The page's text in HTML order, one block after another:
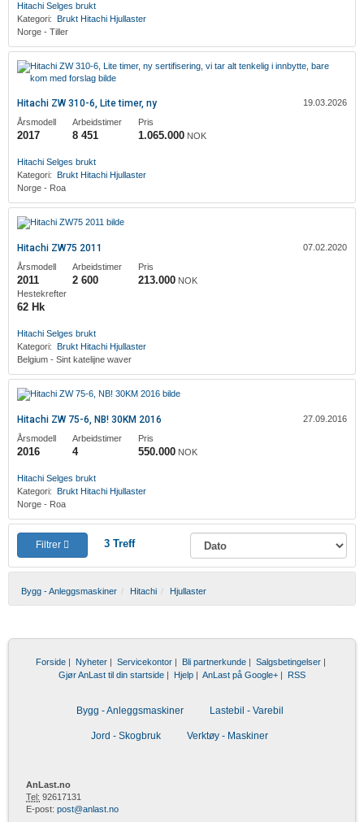
Hitachi Selges brukt
Kategori: Brukt Hitachi Hjullaster
Norge - Tiller
Hitachi ZW 310-6, Lite timer, ny
19.03.2026
Årsmodell
2017
Arbeidstimer
8 451
Pris
1.065.000 NOK
Hitachi Selges brukt
Kategori: Brukt Hitachi Hjullaster
Norge - Roa
Hitachi ZW75 2011
07.02.2020
Årsmodell
2011
Arbeidstimer
2 600
Pris
213.000 NOK
Hestekrefter
62 Hk
Hitachi Selges brukt
Kategori: Brukt Hitachi Hjullaster
Belgium - Sint katelijne waver
Hitachi ZW 75-6, NB! 30KM 2016
27.09.2016
Årsmodell
2016
Arbeidstimer
4
Pris
550.000 NOK
Hitachi Selges brukt
Kategori: Brukt Hitachi Hjullaster
Norge - Roa
Filtrer 3Treff
Bygg - Anleggsmaskiner Hitachi Hjullaster
Forside | Nyheter | Servicekontor | Bli partnerkunde | Salgsbetingelser |
Gjør AnLast til din startside | Hjelp | AnLast på Google+ | RSS
Bygg - Anleggsmaskiner Lastebil - Varebil
Jord - Skogbruk Verktøy - Maskiner
AnLast.no
Tel: 92617131
E-post: post@anlast.no